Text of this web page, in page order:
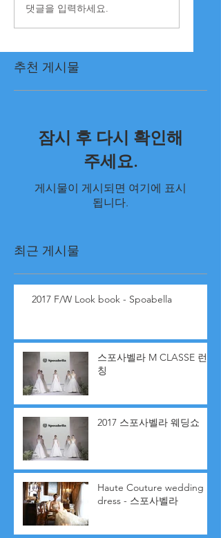
댓글을 입력하세요.
추천 게시물
잠시 후 다시 확인해
주세요.
게시물이 게시되면 여기에 표시
됩니다.
최근 게시물
2017 F/W Look book - Spoabella
스포사벨라 M CLASSE 런
칭
2017 스포사벨라 웨딩쇼
Haute Couture wedding
dress - 스포사벨라